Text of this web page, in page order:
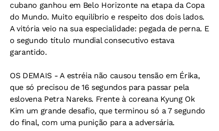
cubano ganhou em Belo Horizonte na etapa da Copa
do Mundo. Muito equilíbrio e respeito dos dois lados.
A vitória veio na sua especialidade: pegada de perna. E
o segundo título mundial consecutivo estava
garantido.
OS DEMAIS - A estréia não causou tensão em Érika,
que só precisou de 16 segundos para passar pela
eslovena Petra Nareks. Frente à coreana Kyung Ok
Kim um grande desafio, que terminou só a 7 segundo
do final, com uma punição para a adversária.